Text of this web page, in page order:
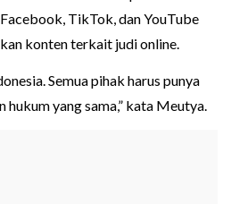
TikTok, dan YouTube
konten terkait judi online.
Semua pihak harus punya
yang sama,” kata Meutya.